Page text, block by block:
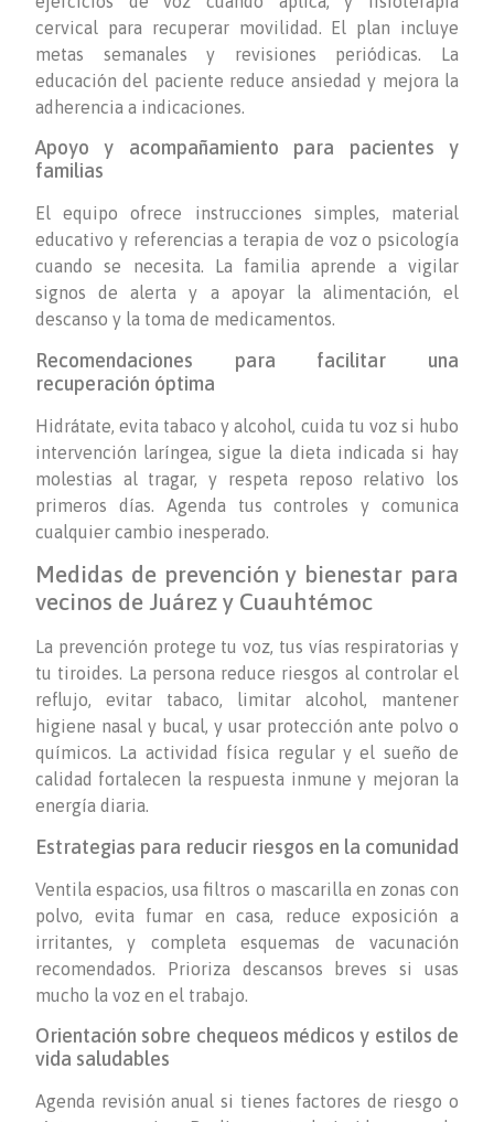
cervical para recuperar movilidad. El plan incluye
metas semanales y revisiones periódicas. La
educación del paciente reduce ansiedad y mejora la
adherencia a indicaciones.
Apoyo y acompañamiento para pacientes y
familias
El equipo ofrece instrucciones simples, material
educativo y referencias a terapia de voz o psicología
cuando se necesita. La familia aprende a vigilar
signos de alerta y a apoyar la alimentación, el
descanso y la toma de medicamentos.
Recomendaciones para facilitar una
recuperación óptima
Hidrátate, evita tabaco y alcohol, cuida tu voz si hubo
intervención laríngea, sigue la dieta indicada si hay
molestias al tragar, y respeta reposo relativo los
primeros días. Agenda tus controles y comunica
cualquier cambio inesperado.
Medidas de prevención y bienestar para
vecinos de Juárez y Cuauhtémoc
La prevención protege tu voz, tus vías respiratorias y
tu tiroides. La persona reduce riesgos al controlar el
reflujo, evitar tabaco, limitar alcohol, mantener
higiene nasal y bucal, y usar protección ante polvo o
químicos. La actividad física regular y el sueño de
calidad fortalecen la respuesta inmune y mejoran la
energía diaria.
Estrategias para reducir riesgos en la comunidad
Ventila espacios, usa filtros o mascarilla en zonas con
polvo, evita fumar en casa, reduce exposición a
irritantes, y completa esquemas de vacunación
recomendados. Prioriza descansos breves si usas
mucho la voz en el trabajo.
Orientación sobre chequeos médicos y estilos de
vida saludables
Agenda revisión anual si tienes factores de riesgo o